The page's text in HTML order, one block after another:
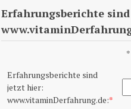
Erfahrungsberichte
*
Erfahrungsberichte sind
jetzt hier:
www.vitaminDerfahrung.de:*